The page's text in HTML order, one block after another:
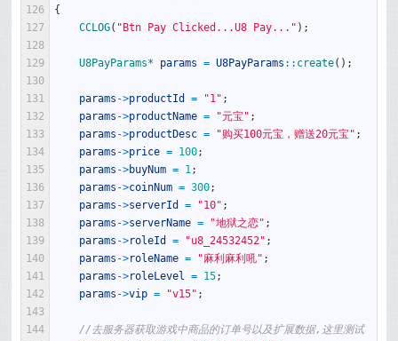
126
127
128
129
130
131
132
133
134
135
136
137
138
139
140
141
142
143
144
{
CCLOG( "Btn Pay Clicked...U8 Pay..." ) ;
U8PayParams* params = U8PayParams :: create( ) ;
params ->productId = "1" ;
params ->productName = "元宝" ;
params ->productDesc = "购买100元宝，赠送20元宝" ;
params ->price = 100;
params ->buyNum = 1;
params ->coinNum = 300;
params ->serverId = "10" ;
params ->serverName = "地狱之恋" ;
params ->roleId = "u8_24532452" ;
params ->roleName = "麻利麻利吼" ;
params ->roleLevel = 15;
params ->vip = "v15" ;
//去服务器获取游戏中商品的订单号以及扩展数据,这里测试